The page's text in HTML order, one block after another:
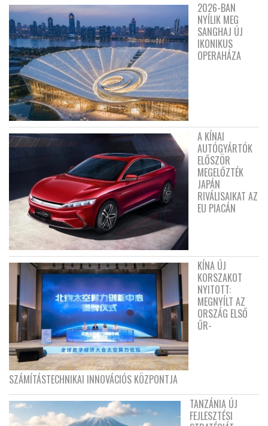
2026-BAN
NYÍLIK MEG
SANGHAJ ÚJ
IKONIKUS
OPERAHÁZA
A KÍNAI
AUTÓGYÁRTÓK
ELŐSZÖR
MEGELŐZTÉK
JAPÁN
RIVÁLISAIKAT AZ
EU PIACÁN
KÍNA ÚJ
KORSZAKOT
NYITOTT:
MEGNYÍLT AZ
ORSZÁG ELSŐ
ŰR-
SZÁMÍTÁSTECHNIKAI INNOVÁCIÓS KÖZPONTJA
TANZÁNIA ÚJ
FEJLESZTÉSI